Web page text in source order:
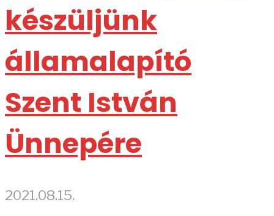
készüljünk
államalapító
Szent István
Ünnepére
2021.08.15.